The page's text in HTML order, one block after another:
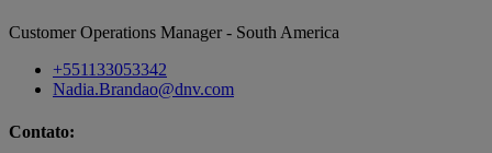
Customer Operations Manager - South America
+551133053342
Nadia.Brandao@dnv.com
Contato: